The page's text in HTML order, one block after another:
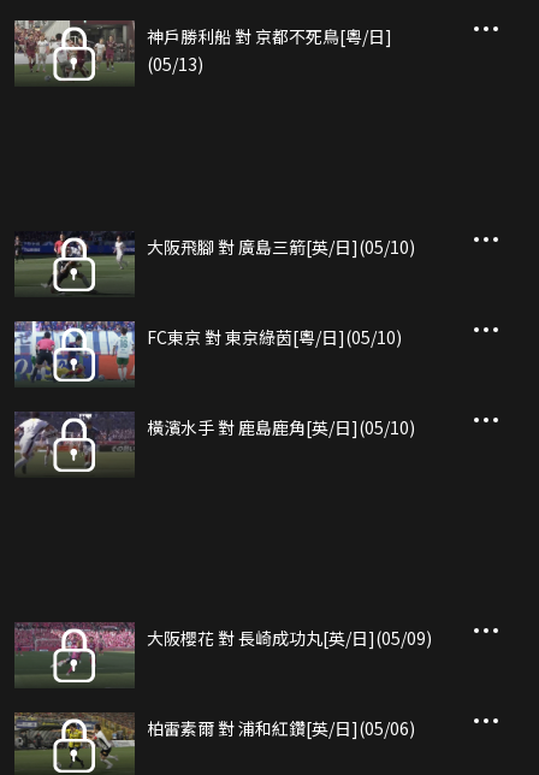
神戶勝利船 對 京都不死鳥[粵/日]
(05/13)
大阪飛腳 對 廣島三箭[英/日](05/10)
FC東京 對 東京綠茵[粵/日](05/10)
橫濱水手 對 鹿島鹿角[英/日](05/10)
大阪櫻花 對 長崎成功丸[英/日](05/09)
柏雷素爾 對 浦和紅鑽[英/日](05/06)